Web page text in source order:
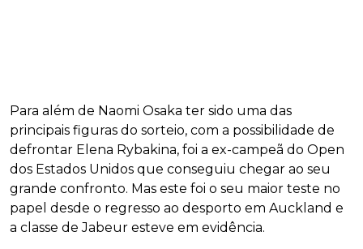
Para além de Naomi Osaka ter sido uma das
principais figuras do sorteio, com a possibilidade de
defrontar Elena Rybakina, foi a ex-campeã do Open
dos Estados Unidos que conseguiu chegar ao seu
grande confronto. Mas este foi o seu maior teste no
papel desde o regresso ao desporto em Auckland e
a classe de Jabeur esteve em evidência.